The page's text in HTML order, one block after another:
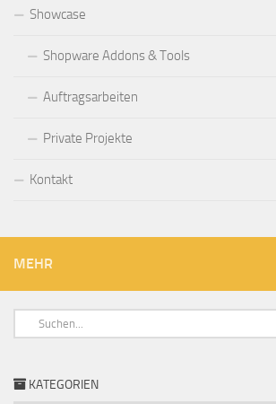
Showcase
Shopware Addons & Tools
Auftragsarbeiten
Private Projekte
Kontakt
MEHR
KATEGORIEN